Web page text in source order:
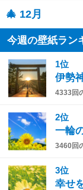
🎄 12月
今週の壁紙ラン
1位
伊勢
4333回
2位
一輪
3460回
3位
幸せ